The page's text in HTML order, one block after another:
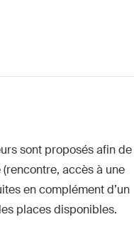
sont proposés afin de
accès à une
en complément d’un
places disponibles.